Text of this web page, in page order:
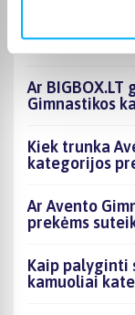
Kiek prekių
kategorijos
kaina?
Ar
Gimnastikos
Kiek trunka
kategorijos
Ar Avento
prekėms
Kaip palyginti
kamuoliai